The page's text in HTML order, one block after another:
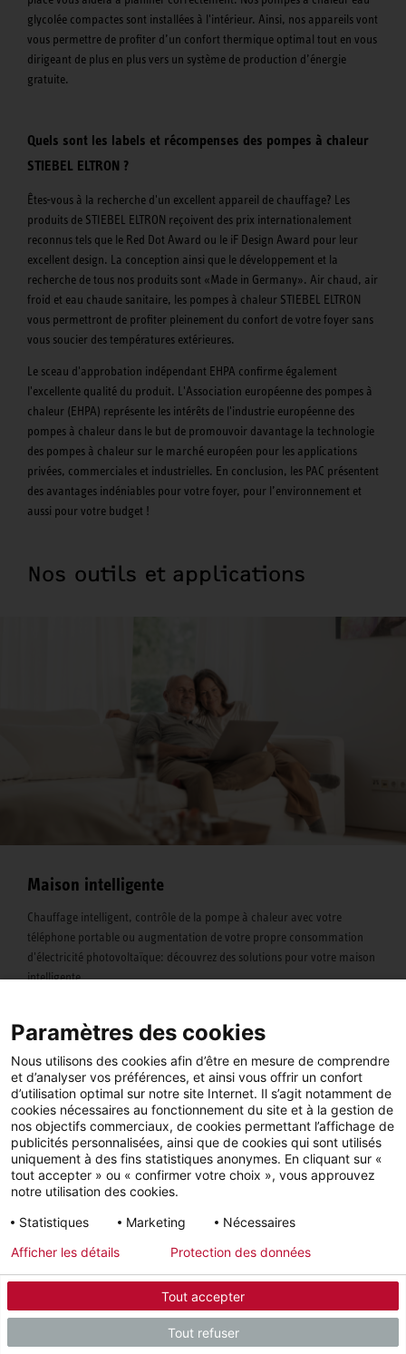
glycolée compactes sont installées à l'intérieur. Ainsi, nos appareils vont
vous permettre de profiter d’un confort thermique optimal tout en vous
dirigeant de plus en plus vers un système de production d’énergie
gratuite.
Quels sont les labels et récompenses des pompes à chaleur
STIEBEL ELTRON ?
Êtes-vous à la recherche d'un excellent appareil de chauffage? Les
produits de STIEBEL ELTRON reçoivent des prix internationalement
reconnus tels que le Red Dot Award ou le iF Design Award pour leur
excellent design. La conception ainsi que le développement et la
recherche de tous nos produits sont «Made in Germany». Air chaud, air
froid et eau chaude sanitaire, les pompes à chaleur STIEBEL ELTRON
vous permettront de profiter pleinement du confort de votre foyer sans
vous soucier des températures extérieures.
Le sceau d'approbation indépendant EHPA confirme également
l'excellente qualité du produit. L'Association européenne des pompes à
chaleur (EHPA) représente les intérêts de l'industrie européenne des
pompes à chaleur dans le but de promouvoir davantage la technologie
des pompes à chaleur sur le marché européen pour les applications
privées, commerciales et industrielles. En conclusion, les PAC présentent
des avantages indéniables pour votre foyer, pour l’environnement et
aussi pour votre budget !
Nos outils et applications
Maison intelligente
Chauffage intelligent, contrôle de la pompe à chaleur avec votre
téléphone portable ou augmentation de votre propre consommation
d'électricité photovoltaïque: découvrez des solutions pour votre maison
intelligente.
Application MyStiebel
confortable à la maison depuis votre smartphone.
Paramètres des cookies
Nous utilisons des cookies afin d’être en mesure de comprendre
et d’analyser vos préférences, et ainsi vous offrir un confort
d’utilisation optimal sur notre site Internet. Il s’agit notamment de
cookies nécessaires au fonctionnement du site et à la gestion de
nos objectifs commerciaux, de cookies permettant l’affichage de
publicités personnalisées, ainsi que de cookies qui sont utilisés
uniquement à des fins statistiques anonymes. En cliquant sur «
tout accepter » ou « confirmer votre choix », vous approuvez
notre utilisation des cookies.
Statistiques
Marketing Nécessaires
Tout accepter
Tout refuser
Afficher les détails Protection des données